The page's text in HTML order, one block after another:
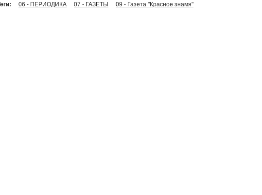
06 - ПЕРИОДИКА 07 - ГАЗЕТЫ 09 - Газета "Красное знамя"